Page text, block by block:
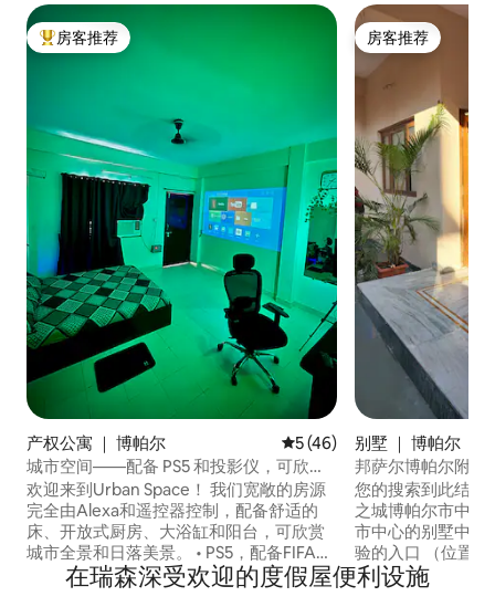
热门「房客推荐」
房客推荐
产权公寓 ｜ 博帕尔 平均评分 5 分（满分 5 分）
5 (46)
城市空间——配备 PS5 和投影仪，可欣赏
日落景观
欢迎来到Urban Space！ 我们宽敞的房源
完全由Alexa和遥控器控制，配备舒适的
床、开放式厨房、大浴缸和阳台，可欣赏
城市全景和日落美景。 • PS5，配备FIFA
26、Tekken 8、GTA 5、It takes Two、
Split Fiction、A Way Out、Unravel two等
房客推荐
房客推荐
别墅 ｜ 博帕尔
邦萨尔博帕尔附近
您的搜索到此结束
之城博帕尔市中心
市中心的别墅中享
验的入口 （位置
要街道） 1. Bansal医院（步行距离- 2分
钟） 2.博杰大学（
在瑞森深受欢迎的度假屋便利设施